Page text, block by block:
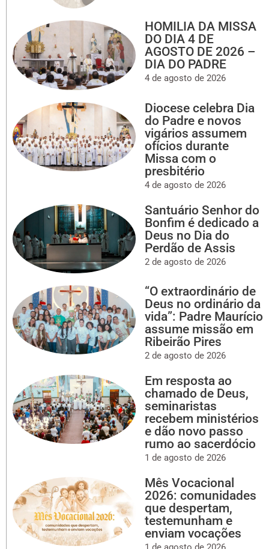
HOMILIA DA MISSA
DO DIA 4 DE
AGOSTO DE 2026 –
DIA DO PADRE
4 de agosto de 2026
Diocese celebra Dia
do Padre e novos
vigários assumem
ofícios durante
Missa com o
presbitério
4 de agosto de 2026
Santuário Senhor do
Bonfim é dedicado a
Deus no Dia do
Perdão de Assis
2 de agosto de 2026
“O extraordinário de
Deus no ordinário da
vida”: Padre Maurício
assume missão em
Ribeirão Pires
2 de agosto de 2026
Em resposta ao
chamado de Deus,
seminaristas
recebem ministérios
e dão novo passo
rumo ao sacerdócio
1 de agosto de 2026
Mês Vocacional
2026: comunidades
que despertam,
testemunham e
enviam vocações